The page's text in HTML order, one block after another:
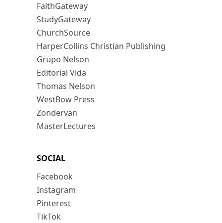
FaithGateway
StudyGateway
ChurchSource
HarperCollins Christian Publishing
Grupo Nelson
Editorial Vida
Thomas Nelson
WestBow Press
Zondervan
MasterLectures
SOCIAL
Facebook
Instagram
Pinterest
TikTok